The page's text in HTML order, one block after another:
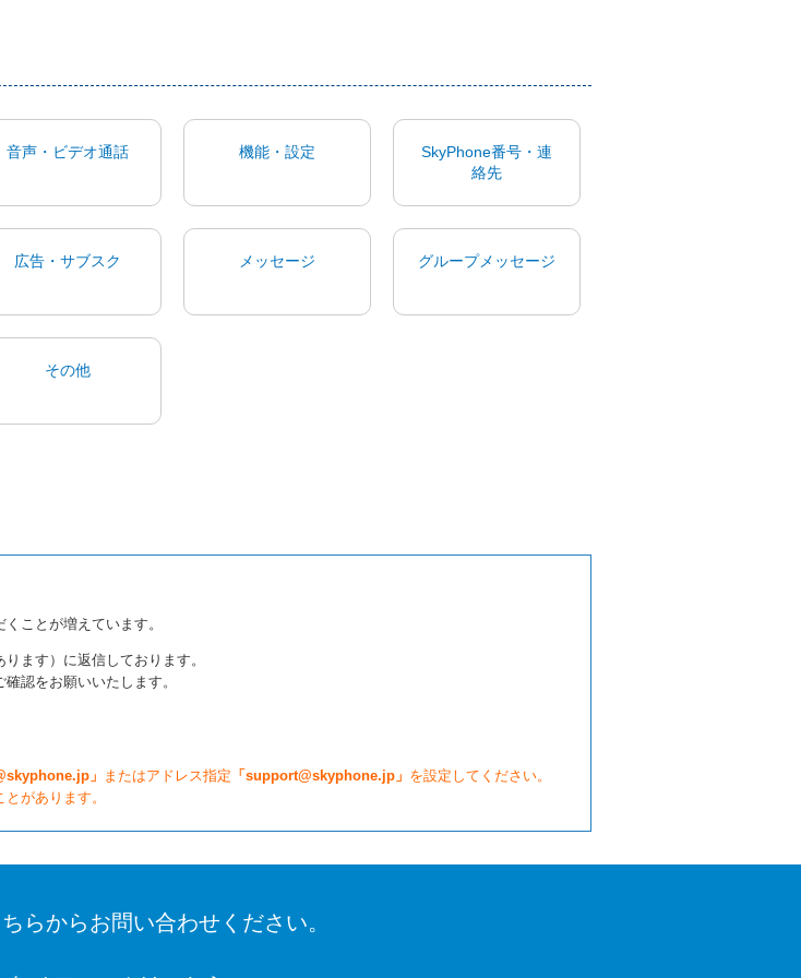
音声・ビデオ通話 機能・設定
SkyPhone番号・連
絡先
広告・サブスク メッセージ グループメッセージ
その他
ことが増えています。
ます）に返信しております。
認をお願いいたします。
」 またはアドレス指定 「support@skyphone.jp」 を設定してください。
があります。
らからお問い合わせください。